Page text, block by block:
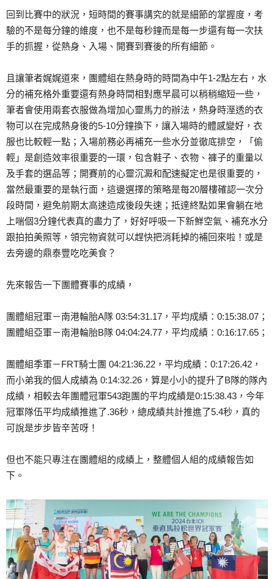
回到比賽中的狀況，短時間的賽事講究的就是細節的掌握度，考
驗的不是每分鐘的維度，也不是每秒鐘而是每一步還有每一次扶
手的抓握，從熱身、入場、開賽到賽後的所有細節。
且讓筆者娓娓道來，團體組在熱身時的時間為中午1-2點左右，水
分的補充格外重要還有熱身時間相對應早晨可以稍稍縮短一些，
筆者會使用兩套衣服做為增加心靈馬力的辦法，熱身時溼透的衣
物可以在完成熱身後的5-10分鐘換下，讓入場時的體感變好，衣
服也比較輕一點；入場前務必再補充一些水分並徹底排空，「偷
輕」是創造效率很重要的一環，包含鞋子、衣物、褲子的重量以
及手套的選品等；開賽前的心靈沉澱和配速擬定也是很重要的，
當然最重要的是執行面，這邊選擇的策略是每20層樓確認一次分
段時間，避免前期太高速造成後段失速；抵達終點如果會躺在地
上喘個3分鐘代表真的盡力了，好好呼吸一下新鮮空氣、補充水分
跟拍拍美照等，領完物資就可以趕快把消耗掉的補回來啦！或是
去旁邊的鼎泰豐吃吃美食？
先來報告一下團體賽事的成績，
團體組冠軍－南港輪胎A隊 03:54:31.17，平均成績：0:15:38.07；
團體組亞軍－南港輪胎B隊 04:04:24.77，平均成績：0:16:17.65；
團體組季軍－FRT騎士團 04:21:36.22，平均成績：0:17:26.42，
而小弟我的個人成績為 0:14:32.26，算是小小的提升了B隊的隊內
成績，相較去年團體冠軍543跑團的平均成績是0:15:38.43，今年
冠軍隊伍平均成績推進了.36秒，總成績共計推進了5.4秒，真的
可說是步步皆辛苦呀！
但也不能只專注在團體組的成績上，整體個人組的成績報告如
下。